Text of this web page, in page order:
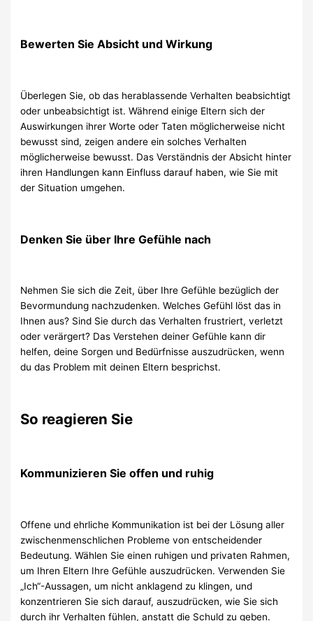
Bewerten Sie Absicht und Wirkung
Überlegen Sie, ob das herablassende Verhalten beabsichtigt
oder unbeabsichtigt ist. Während einige Eltern sich der
Auswirkungen ihrer Worte oder Taten möglicherweise nicht
bewusst sind, zeigen andere ein solches Verhalten
möglicherweise bewusst. Das Verständnis der Absicht hinter
ihren Handlungen kann Einfluss darauf haben, wie Sie mit
der Situation umgehen.
Denken Sie über Ihre Gefühle nach
Nehmen Sie sich die Zeit, über Ihre Gefühle bezüglich der
Bevormundung nachzudenken. Welches Gefühl löst das in
Ihnen aus? Sind Sie durch das Verhalten frustriert, verletzt
oder verärgert? Das Verstehen deiner Gefühle kann dir
helfen, deine Sorgen und Bedürfnisse auszudrücken, wenn
du das Problem mit deinen Eltern besprichst.
So reagieren Sie
Kommunizieren Sie offen und ruhig
Offene und ehrliche Kommunikation ist bei der Lösung aller
zwischenmenschlichen Probleme von entscheidender
Bedeutung. Wählen Sie einen ruhigen und privaten Rahmen,
um Ihren Eltern Ihre Gefühle auszudrücken. Verwenden Sie
„Ich“-Aussagen, um nicht anklagend zu klingen, und
konzentrieren Sie sich darauf, auszudrücken, wie Sie sich
durch ihr Verhalten fühlen, anstatt die Schuld zu geben.